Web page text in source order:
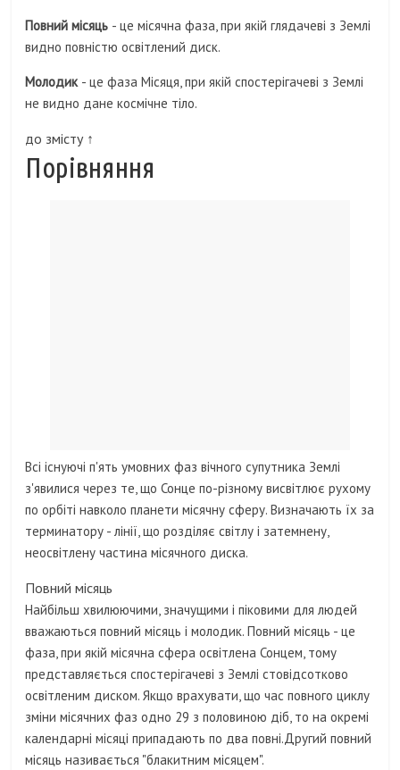
Повний місяць - це місячна фаза, при якій глядачеві з Землі
видно повністю освітлений диск.
Молодик - це фаза Місяця, при якій спостерігачеві з Землі
не видно дане космічне тіло.
до змісту ↑
Порівняння
Всі існуючі п'ять умовних фаз вічного супутника Землі
з'явилися через те, що Сонце по-різному висвітлює рухому
по орбіті навколо планети місячну сферу. Визначають їх за
терминатору - лінії, що розділяє світлу і затемнену,
неосвітлену частина місячного диска.
Повний місяць
Найбільш хвилюючими, значущими і піковими для людей
вважаються повний місяць і молодик. Повний місяць - це
фаза, при якій місячна сфера освітлена Сонцем, тому
представляється спостерігачеві з Землі стовідсотково
освітленим диском. Якщо врахувати, що час повного циклу
зміни місячних фаз одно 29 з половиною діб, то на окремі
календарні місяці припадають по два повні.Другий повний
місяць називається "блакитним місяцем".